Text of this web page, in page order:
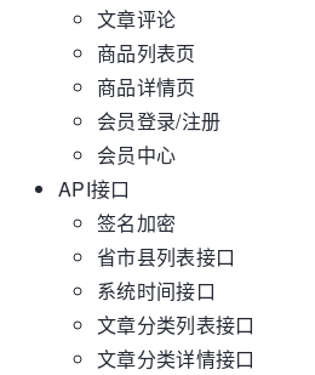
文章评论
商品列表页
商品详情页
会员登录/注册
会员中心
API接口
签名加密
省市县列表接口
系统时间接口
文章分类列表接口
文章分类详情接口